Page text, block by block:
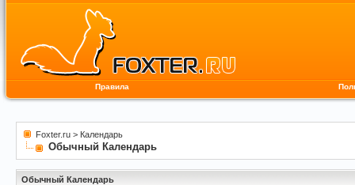
Правила
Foxter.ru > Календарь
Обычный Календарь
Обычный Календарь